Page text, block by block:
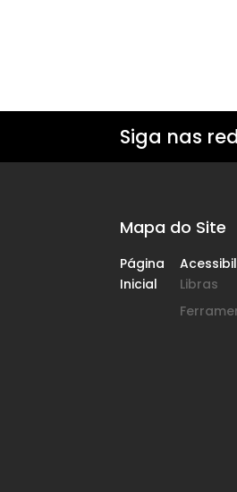
Siga nas
Mapa do Site
Página
Inicial
Libras